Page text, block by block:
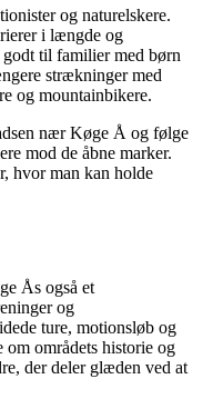
og naturelskere.
i længde og
til familier med børn
strækninger med
og mountainbikere.
nær Køge Å og følge
mod de åbne marker.
hvor man kan holde
Ås også et
og
ture, motionsløb og
områdets historie og
der deler glæden ved at